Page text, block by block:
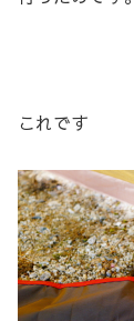
これです